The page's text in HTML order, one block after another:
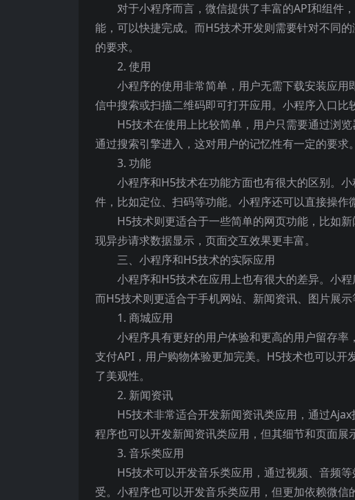
对于小程序而言，微信提供了丰富的API和组件
能，可以快捷完成。而H5技术开发则需要针对不同
的要求。
2. 使用
小程序的使用非常简单，用户无需下载安装应
信中搜索或扫描二维码即可打开应用。小程序入口比
H5技术在使用上比较简单，用户只需要通过浏
通过搜索引擎进入，这对用户的记忆性有一定的要求。
3. 功能
小程序和H5技术在功能方面也有很大的区别。
件，比如定位、扫码等功能。小程序还可以直接操作
H5技术则更适合于一些简单的网页功能，比如
现异步请求数据显示，页面交互效果更丰富。
三、小程序和H5技术的实际应用
小程序和H5技术在应用上也有很大的差异。小
而H5技术则更适合于手机网站、新闻资讯、图片展示
1. 商城应用
小程序具有更好的用户体验和更高的用户留存
支付API，用户购物体验更加完美。H5技术也可以
了美观性。
2. 新闻资讯
H5技术非常适合开发新闻资讯类应用，通过
程序也可以开发新闻资讯类应用，但其细节和页面展
3. 音乐类应用
H5技术可以开发音乐类应用，通过视频、音频
受。小程序也可以开发音乐类应用，但更加依赖微